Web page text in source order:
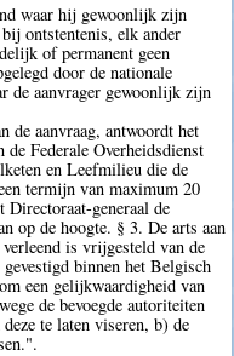
waar hij gewoonlijk zijn
ontstentenis, elk ander
of permanent geen
door de nationale
de aanvrager gewoonlijk zijn
de aanvraag, antwoordt het
Federale Overheidsdienst
en Leefmilieu die de
termijn van maximum 20
generaal de
op de hoogte. § 3. De arts aan
is vrijgesteld van de
binnen het Belgisch
een gelijkwaardigheid van
de bevoegde autoriteiten
te laten viseren, b) de